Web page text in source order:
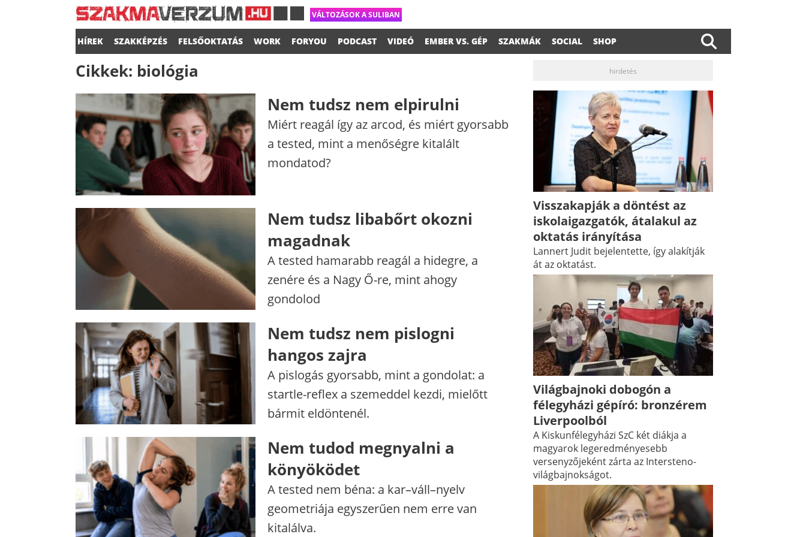
VÁLTOZÁSOK A SULIBAN
HÍREK SZAKKÉPZÉS FELSŐOKTATÁS WORK FORYOU PODCAST VIDEÓ EMBER VS. GÉP SZAKMÁK SOCIAL SHOP
Cikkek: biológia
Nem tudsz nem elpirulni
Miért reagál így az arcod, és miért gyorsabb
a tested, mint a menőségre kitalált
mondatod?
Nem tudsz libabőrt okozni
magadnak
A tested hamarabb reagál a hidegre, a
zenére és a Nagy Ő-re, mint ahogy
gondolod
Nem tudsz nem pislogni
hangos zajra
A pislogás gyorsabb, mint a gondolat: a
startle-reflex a szemeddel kezdi, mielőtt
bármit eldöntenél.
Nem tudod megnyalni a
könyöködet
A tested nem béna: a kar–váll–nyelv
geometriája egyszerűen nem erre van
kitalálva.
hirdetés
Visszakapják a döntést az
iskolaigazgatók, átalakul az
oktatás irányítása
Lannert Judit bejelentette, így alakítják
át az oktatást.
Világbajnoki dobogón a
félegyházi gépíró: bronzérem
Liverpoolból
A Kiskunfélegyházi SzC két diákja a
magyarok legeredményesebb
versenyzőjeként zárta az Intersteno-
világbajnokságot.